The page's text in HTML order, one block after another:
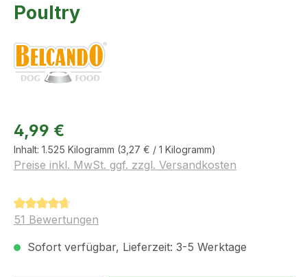
Poultry
4,99 €
Inhalt: 1.525 Kilogramm (3,27 € / 1 Kilogramm)
Preise inkl. MwSt. ggf. zzgl. Versandkosten
Durchschnittliche Bewertung von 4.8 von 5 Sternen
51 Bewertungen
Sofort verfügbar, Lieferzeit: 3-5 Werktage